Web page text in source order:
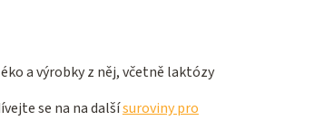
a výrobky z něj, včetně laktózy
se na na dalšísuroviny pro